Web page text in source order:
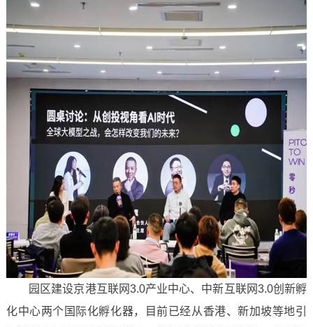
园区建设京港互联网3.0产业中心、中新互联网3.0创新孵
化中心两个国际化孵化器，目前已经从香港、新加坡等地引